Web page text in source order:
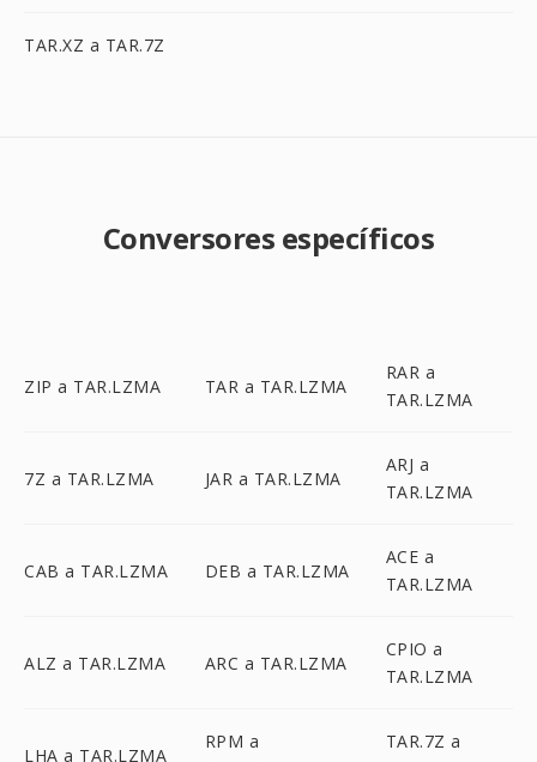
TAR.XZ a TAR.7Z
Conversores específicos
ZIP a TAR.LZMA TAR a TAR.LZMA
RAR a
TAR.LZMA
7Z a TAR.LZMA JAR a TAR.LZMA
ARJ a
TAR.LZMA
CAB a TAR.LZMA DEB a TAR.LZMA
ACE a
TAR.LZMA
ALZ a TAR.LZMA ARC a TAR.LZMA
CPIO a
TAR.LZMA
LHA a TAR.LZMA
RPM a
TAR.7Z a